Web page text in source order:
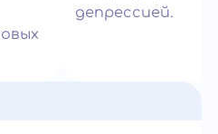
депрессией.